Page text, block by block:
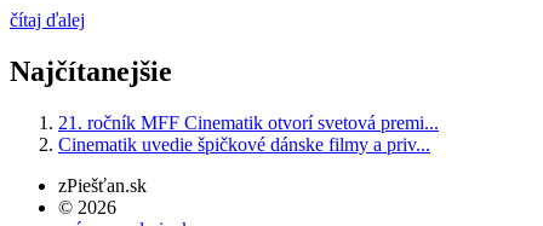
čítaj ďalej
Najčítanejšie
21. ročník MFF Cinematik otvorí svetová premi...
Cinematik uvedie špičkové dánske filmy a priv...
zPiešťan.sk
© 2026